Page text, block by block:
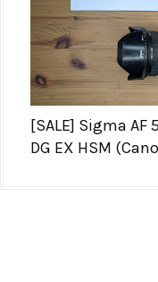
[SALE] Sigma AF
DG EX HSM